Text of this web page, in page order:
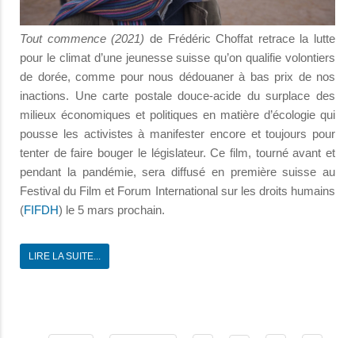
Tout commence (2021) de Frédéric Choffat retrace la lutte
pour le climat d’une jeunesse suisse qu’on qualifie volontiers
de dorée, comme pour nous dédouaner à bas prix de nos
inactions. Une carte postale douce-acide du surplace des
milieux économiques et politiques en matière d’écologie qui
pousse les activistes à manifester encore et toujours pour
tenter de faire bouger le législateur. Ce film, tourné avant et
pendant la pandémie, sera diffusé en première suisse au
Festival du Film et Forum International sur les droits humains
(FIFDH) le 5 mars prochain.
LIRE LA SUITE...